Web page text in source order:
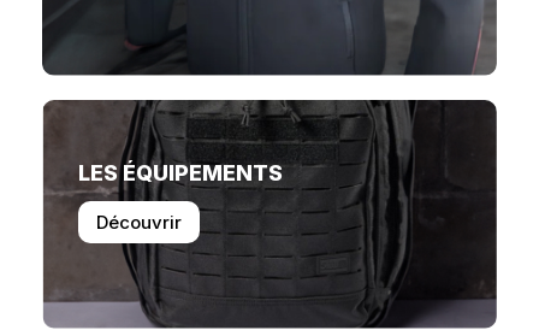
LES ÉQUIPEMENTS
Découvrir